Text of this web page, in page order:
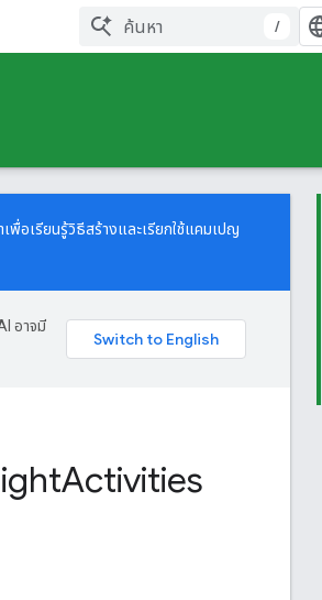
/
เพื่อเรียนรู้วิธีสร้างและเรียกใช้แคมเปญ
อาจมี
Activities